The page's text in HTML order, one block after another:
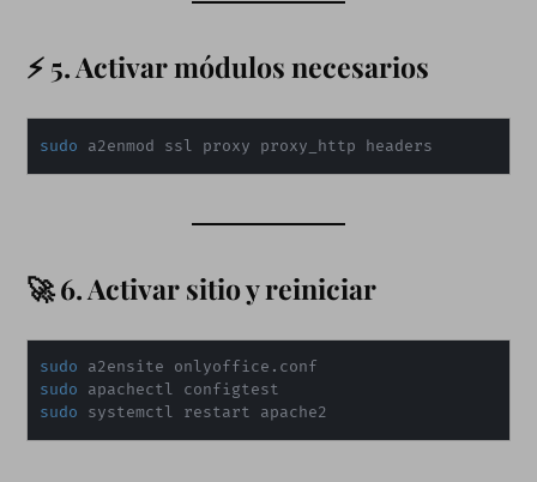
⚡ 5. Activar módulos necesarios
sudo a2enmod ssl proxy proxy_http headers
🚀 6. Activar sitio y reiniciar
sudo
sudo
sudo systemctl restart apache2